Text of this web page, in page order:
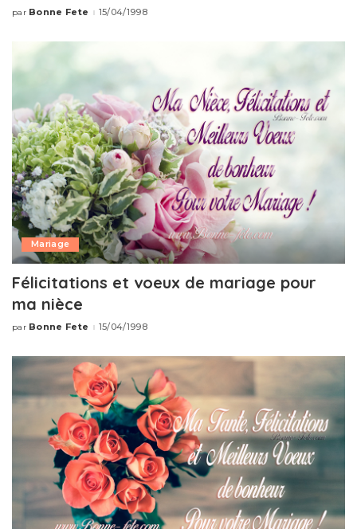
Publié
par Bonne Fete 15/04/1998
Mariage
Félicitations et voeux de mariage pour
ma nièce
Publié
par Bonne Fete 15/04/1998